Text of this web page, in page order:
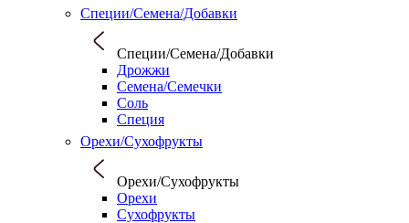
Специи/Семена/Добавки
Специи/Семена/Добавки
Дрожжи
Семена/Семечки
Соль
Специя
Орехи/Сухофрукты
Орехи/Сухофрукты
Орехи
Сухофрукты